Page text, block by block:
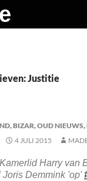
Justitie
,BIZAR,OUD NIEUWS,
4 JULI 2015
Harry van
Joris Demmink 'op'